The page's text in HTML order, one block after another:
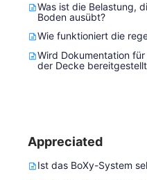
Was ist die Belastung,
Boden ausübt?
Wie funktioniert die
Wird Dokumentation
der Decke
Appreciated
Ist das BoXy-System